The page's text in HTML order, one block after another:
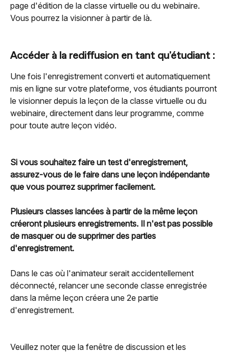
page d'édition de la classe virtuelle ou du webinaire.
Vous pourrez la visionner à partir de là.
Accéder à la rediffusion en tant qu'étudiant :
Une fois l'enregistrement converti et automatiquement
mis en ligne sur votre plateforme, vos étudiants pourront
le visionner depuis la leçon de la classe virtuelle ou du
webinaire, directement dans leur programme, comme
pour toute autre leçon vidéo.
Si vous souhaitez faire un test d'enregistrement,
assurez-vous de le faire dans une leçon indépendante
que vous pourrez supprimer facilement.
Plusieurs classes lancées à partir de la même leçon
créeront plusieurs enregistrements. Il n'est pas possible
de masquer ou de supprimer des parties
d'enregistrement.
Dans le cas où l'animateur serait accidentellement
déconnecté, relancer une seconde classe enregistrée
dans la même leçon créera une 2e partie
d'enregistrement.
Veuillez noter que la fenêtre de discussion et les